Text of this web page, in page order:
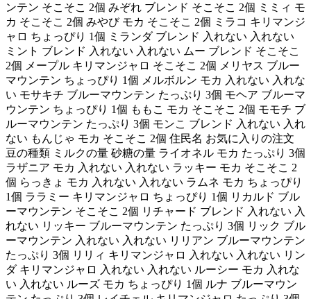
ンテン そこそこ 2個 みぞれ ブレンド そこそこ 2個 ミミィ モ
カ そこそこ 2個 みやび モカ そこそこ 2個 ミラコ キリマンジ
ャロ ちょっぴり 1個 ミランダ ブレンド 入れない 入れない
ミント ブレンド 入れない 入れない ムー ブレンド そこそこ
2個 メープル キリマンジャロ そこそこ 2個 メリヤス ブルー
マウンテン ちょっぴり 1個 メルボルン モカ 入れない 入れな
い モサキチ ブルーマウンテン たっぷり 3個 モヘア ブルーマ
ウンテン ちょっぴり 1個 ももこ モカ そこそこ 2個 モモチ ブ
ルーマウンテン たっぷり 3個 モンこ ブレンド 入れない 入れ
ない もんじゃ モカ そこそこ 2個 住民名 お気に入りの注文
豆の種類 ミルクの量 砂糖の量 ライオネル モカ たっぷり 3個
ラザニア モカ 入れない 入れない ラッキー モカ そこそこ 2
個 らっきょ モカ 入れない 入れない ラムネ モカ ちょっぴり
1個 ララミー キリマンジャロ ちょっぴり 1個 リカルド ブル
ーマウンテン そこそこ 2個 リチャード ブレンド 入れない 入
れない リッキー ブルーマウンテン たっぷり 3個 リック ブル
ーマウンテン 入れない 入れない リリアン ブルーマウンテン
たっぷり 3個 リリィ キリマンジャロ 入れない 入れない リン
ダ キリマンジャロ 入れない 入れない ルーシー モカ 入れな
い 入れない ルーズ モカ ちょっぴり 1個 ルナ ブルーマウン